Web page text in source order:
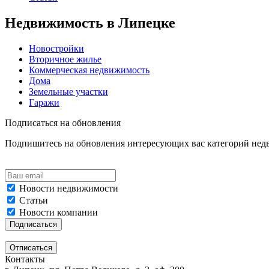
Недвижимость в Липецке
Новостройки
Вторичное жилье
Коммерческая недвижимость
Дома
Земельные участки
Гаражи
Подписаться на обновления
Подпишитесь на обновления интересующих вас категорий
Новости недвижимости
Статьи
Новости компании
Контакты